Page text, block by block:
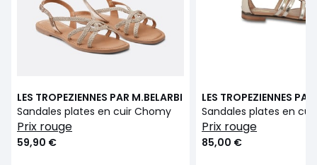
LES TROPEZIENNES PAR M.BELARBI
Sandales plates en cuir Chomy
prix rouge
59,90 €
LES TROPEZIENNES
Sandales plates en
prix rouge
85,00 €